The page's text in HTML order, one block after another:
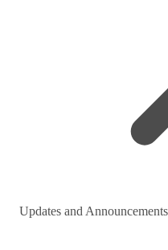
Updates and Announcements